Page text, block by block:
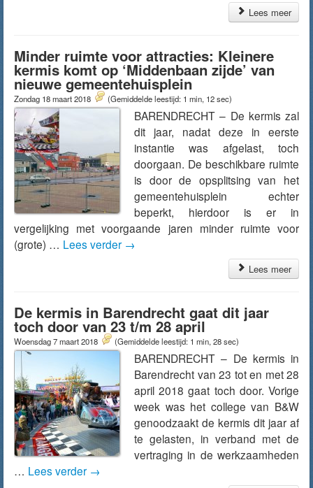
Lees meer
Minder ruimte voor attracties: Kleinere
kermis komt op ‘Middenbaan zijde’ van
nieuwe gemeentehuisplein
Zondag 18 maart 2018 (Gemiddelde leestijd: 1 min, 12 sec)
BARENDRECHT – De kermis zal
dit jaar, nadat deze in eerste
instantie was afgelast, toch
doorgaan. De beschikbare ruimte
is door de opsplitsing van het
gemeentehuisplein echter
beperkt, hierdoor is er in
vergelijking met voorgaande jaren minder ruimte voor
(grote) … Lees verder →
Lees meer
De kermis in Barendrecht gaat dit jaar
toch door van 23 t/m 28 april
Woensdag 7 maart 2018 (Gemiddelde leestijd: 1 min, 28 sec)
BARENDRECHT – De kermis in
Barendrecht van 23 tot en met 28
april 2018 gaat toch door. Vorige
week was het college van B&W
genoodzaakt de kermis dit jaar af
te gelasten, in verband met de
vertraging in de werkzaamheden
… Lees verder →